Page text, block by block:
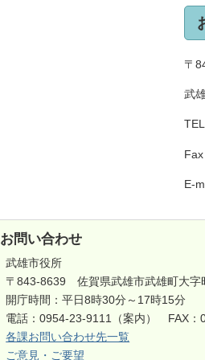
〒
武
E-
お問い合わせ
武雄市役所
〒843-8639 佐賀県武雄市武雄町大
開庁時間：平日8時30分～17時15分
電話：0954-23-9111（案内） FAX：
各課お問い合わせ先一覧
ご意見・ご要望